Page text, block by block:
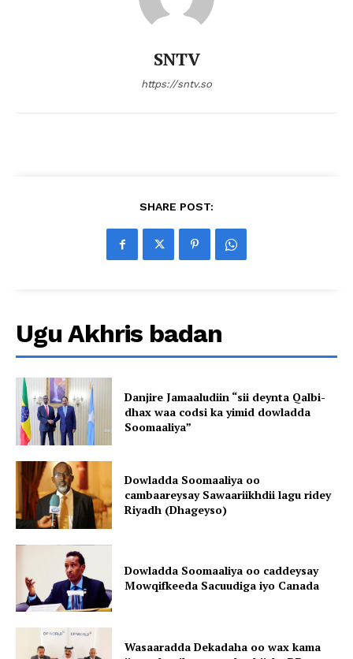
SNTV
https://sntv.so
SHARE POST:
Ugu Akhris badan
Danjire Jamaaludiin “sii deynta Qalbi-
dhax waa codsi ka yimid dowladda
Soomaaliya”
Dowladda Soomaaliya oo
cambaareysay Sawaariikhdii lagu ridey
Riyadh (Dhageyso)
Dowladda Soomaaliya oo caddeysay
Mowqifkeeda Sacuudiga iyo Canada
Wasaaradda Dekadaha oo wax kama